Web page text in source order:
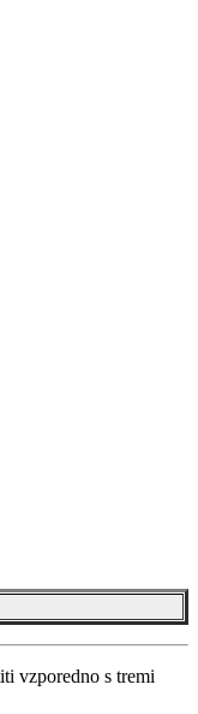
vzporedno s tremi